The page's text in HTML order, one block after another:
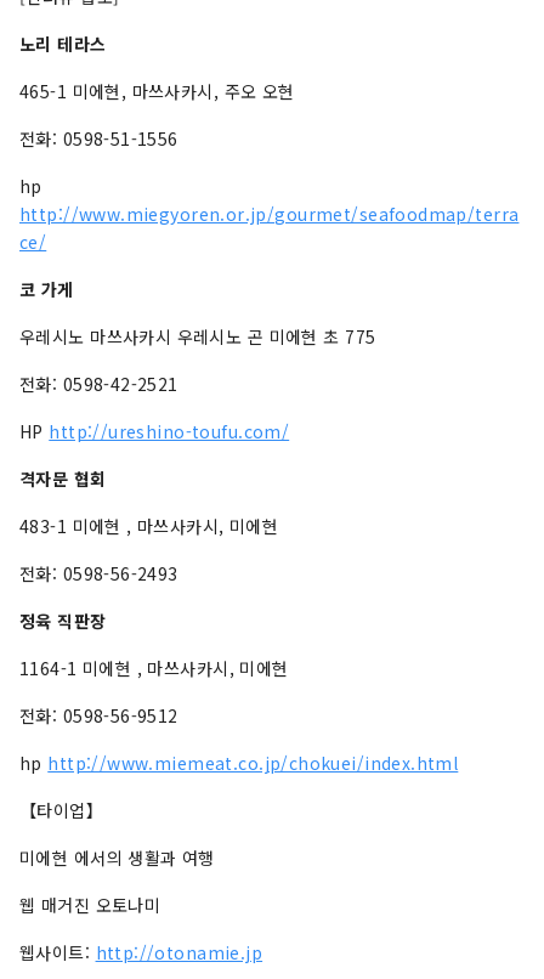
노리 테라스
465-1 미에현, 마쓰사카시, 주오 오현
전화: 0598-51-1556
hp
http://www.miegyoren.or.jp/gourmet/seafoodmap/terra
ce/
코 가게
우레시노 마쓰사카시 우레시노 곤 미에현 초 775
전화: 0598-42-2521
HP http://ureshino-toufu.com/
격자문 협회
483-1 미에현 , 마쓰사카시, 미에현
전화: 0598-56-2493
정육 직판장
1164-1 미에현 , 마쓰사카시, 미에현
전화: 0598-56-9512
hp http://www.miemeat.co.jp/chokuei/index.html
【타이업】
미에현 에서의 생활과 여행
웹 매거진 오토나미
웹사이트: http://otonamie.jp